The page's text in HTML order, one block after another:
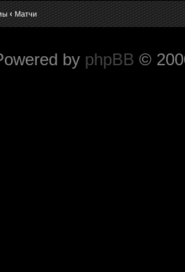
‹ Матчи
by phpBB ©